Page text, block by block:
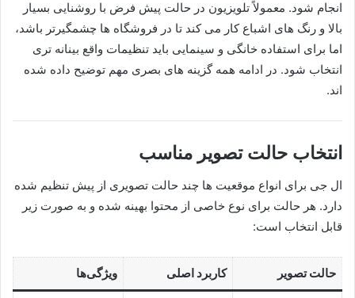
انجام شود. معمولاً تلویزیون در حالت پیش فرض با روشنایی بسیار
بالا و رنگ های اشباع کار می کند تا در فروشگاه ها چشمگیرتر باشد،
اما برای استفاده خانگی و سینمایی باید تنظیمات واقع بینانه تری
انتخاب شود. در ادامه همه گزینه های بصری مهم توضیح داده شده
اند.
انتخاب حالت تصویر مناسب
ال جی برای انواع موقعیت ها چند حالت تصویری از پیش تنظیم شده
دارد. هر حالت برای نوع خاصی از محتوا بهینه شده و به صورت زیر
قابل انتخاب است:
حالت تصویر کاربرد اصلی ویژگی‌ها